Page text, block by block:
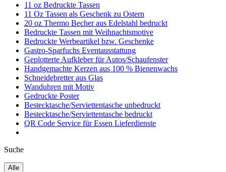
11 oz Bedruckte Tassen
11 Oz Tassen als Geschenk zu Ostern
20 oz Thermo Becher aus Edelstahl bedruckt
Bedruckte Tassen mit Weihnachtsmotive
Bedruckte Werbeartikel bzw. Geschenke
Gastro-Sparfuchs Eventausstattung
Geplotterte Aufkleber für Autos/Schaufenster
Handgemachte Kerzen aus 100 % Bienenwachs
Schneidebretter aus Glas
Wanduhren mit Motiv
Gedruckte Poster
Bestecktasche/Serviettentasche unbedruckt
Bestecktasche/Serviettentasche bedruckt
QR Code Service für Essen Lieferdienste
Suche
Alle